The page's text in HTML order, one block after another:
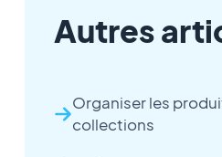
Autres
Organiser les
collections